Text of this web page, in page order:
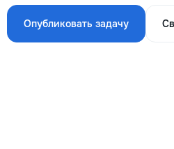
Опубликовать задачу